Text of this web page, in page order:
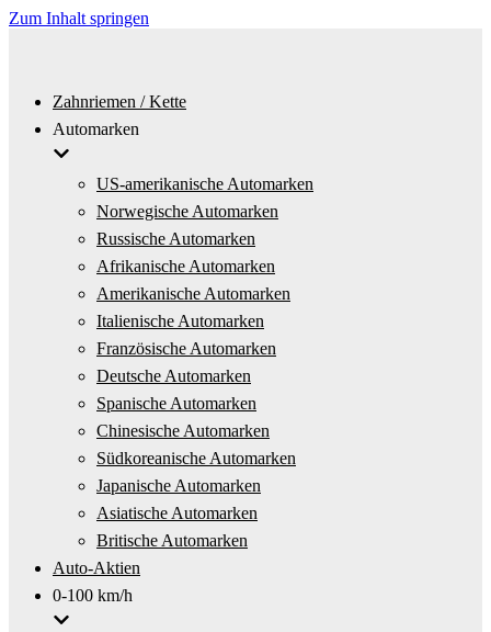
Zum Inhalt springen
Zahnriemen / Kette
Automarken
US-amerikanische Automarken
Norwegische Automarken
Russische Automarken
Afrikanische Automarken
Amerikanische Automarken
Italienische Automarken
Französische Automarken
Deutsche Automarken
Spanische Automarken
Chinesische Automarken
Südkoreanische Automarken
Japanische Automarken
Asiatische Automarken
Britische Automarken
Auto-Aktien
0-100 km/h